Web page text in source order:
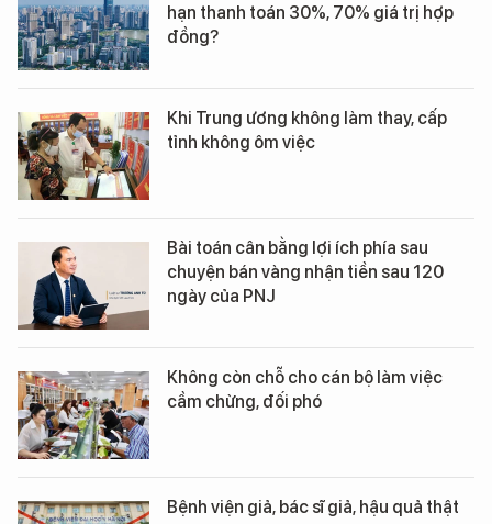
hạn thanh toán 30%, 70% giá trị hợp
đồng?
Khi Trung ương không làm thay, cấp
tỉnh không ôm việc
Bài toán cân bằng lợi ích phía sau
chuyện bán vàng nhận tiền sau 120
ngày của PNJ
Không còn chỗ cho cán bộ làm việc
cầm chừng, đối phó
Bệnh viện giả, bác sĩ giả, hậu quả thật